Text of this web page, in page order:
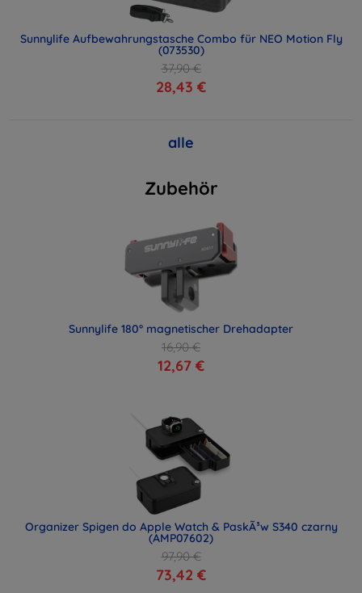
Sunnylife Aufbewahrungstasche Combo für NEO Motion Fly
(073530)
37,90 €
28,43 €
alle
Zubehör
Sunnylife 180° magnetischer Drehadapter
16,90 €
12,67 €
Organizer Spigen do Apple Watch & PaskÃ³w S340 czarny
(AMP07602)
97,90 €
73,42 €